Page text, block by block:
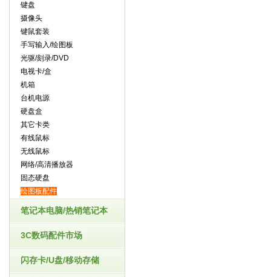
键盘
摄像头
键鼠套装
手写输入/绘图板
光驱/刻录/DVD
电视卡/盒
机箱
台机电源
硬盘盒
其它卡类
有线鼠标
无线鼠标
网络/高清播放器
固态硬盘
绘图板配件
笔记本电脑/热销笔记本
3C数码配件市场
闪存卡/U盘/移动存储